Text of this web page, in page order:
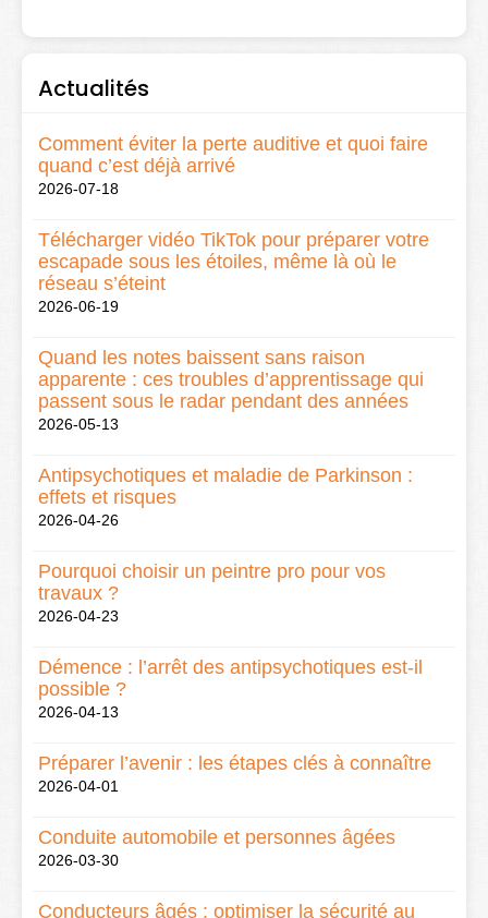
Actualités
Comment éviter la perte auditive et quoi faire
quand c’est déjà arrivé
2026-07-18
Télécharger vidéo TikTok pour préparer votre
escapade sous les étoiles, même là où le
réseau s’éteint
2026-06-19
Quand les notes baissent sans raison
apparente : ces troubles d’apprentissage qui
passent sous le radar pendant des années
2026-05-13
Antipsychotiques et maladie de Parkinson :
effets et risques
2026-04-26
Pourquoi choisir un peintre pro pour vos
travaux ?
2026-04-23
Démence : l’arrêt des antipsychotiques est-il
possible ?
2026-04-13
Préparer l’avenir : les étapes clés à connaître
2026-04-01
Conduite automobile et personnes âgées
2026-03-30
Conducteurs âgés : optimiser la sécurité au